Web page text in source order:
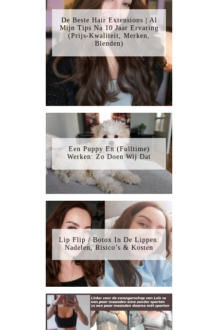
De Beste Hair Extensions | Al
Mijn Tips Na 10 Jaar Ervaring
(Prijs-Kwaliteit, Merken,
Blenden)
Een Puppy En (Fulltime)
Werken: Zo Doen Wij Dat
Lip Flip / Botox In De Lippen:
Nadelen, Risico’s & Kosten